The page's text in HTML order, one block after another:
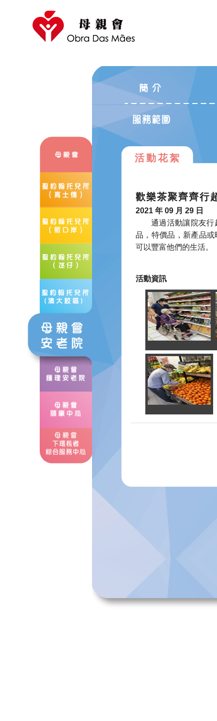
活動花絮
歡樂茶聚齊齊行
2021 年 09 月 29 日
通過活動讓院友
品，特價品，新產品
可以豐富他們的生活。
活動資訊